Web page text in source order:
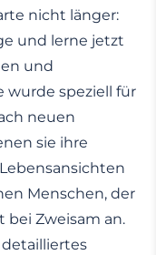
nicht länger:
und lerne jetzt
und
wurde speziell für
neuen
sie ihre
Menschen, der
bei Zweisam an.